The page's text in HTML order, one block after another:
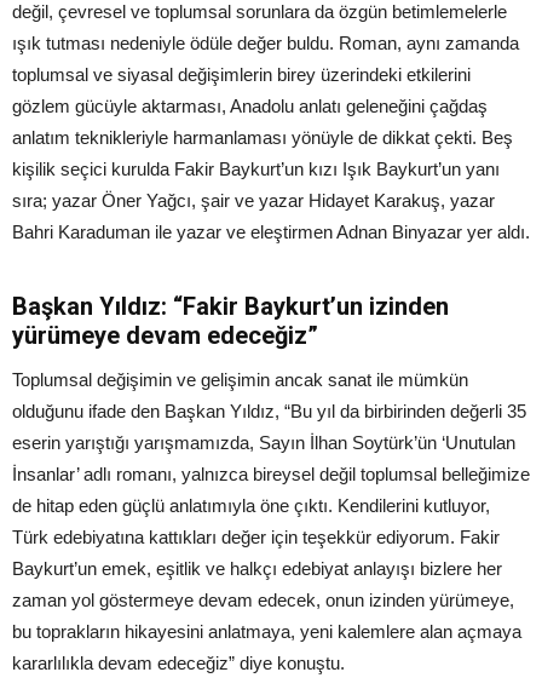
değil, çevresel ve toplumsal sorunlara da özgün betimlemelerle
ışık tutması nedeniyle ödüle değer buldu. Roman, aynı zamanda
toplumsal ve siyasal değişimlerin birey üzerindeki etkilerini
gözlem gücüyle aktarması, Anadolu anlatı geleneğini çağdaş
anlatım teknikleriyle harmanlaması yönüyle de dikkat çekti. Beş
kişilik seçici kurulda Fakir Baykurt’un kızı Işık Baykurt’un yanı
sıra; yazar Öner Yağcı, şair ve yazar Hidayet Karakuş, yazar
Bahri Karaduman ile yazar ve eleştirmen Adnan Binyazar yer aldı.
Başkan Yıldız: “Fakir Baykurt’un izinden
yürümeye devam edeceğiz”
Toplumsal değişimin ve gelişimin ancak sanat ile mümkün
olduğunu ifade den Başkan Yıldız, “Bu yıl da birbirinden değerli 35
eserin yarıştığı yarışmamızda, Sayın İlhan Soytürk’ün ‘Unutulan
İnsanlar’ adlı romanı, yalnızca bireysel değil toplumsal belleğimize
de hitap eden güçlü anlatımıyla öne çıktı. Kendilerini kutluyor,
Türk edebiyatına kattıkları değer için teşekkür ediyorum. Fakir
Baykurt’un emek, eşitlik ve halkçı edebiyat anlayışı bizlere her
zaman yol göstermeye devam edecek, onun izinden yürümeye,
bu toprakların hikayesini anlatmaya, yeni kalemlere alan açmaya
kararlılıkla devam edeceğiz” diye konuştu.